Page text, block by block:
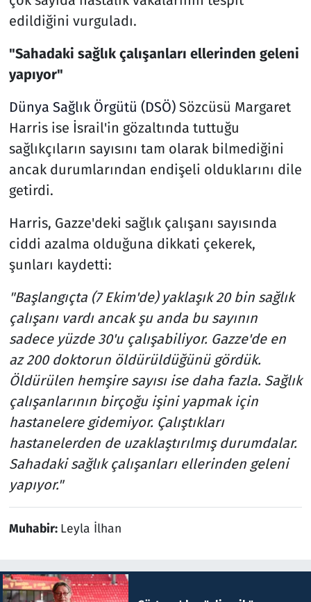
edildiğini vurguladı.
"Sahadaki sağlık çalışanları ellerinden geleni
yapıyor"
Dünya Sağlık Örgütü (DSÖ)Sözcüsü Margaret
Harris ise İsrail'in gözaltında tuttuğu
sağlıkçıların sayısını tam olarak bilmediğini
ancak durumlarından endişeli olduklarını dile
getirdi.
Harris, Gazze'deki sağlık çalışanı sayısında
ciddi azalma olduğuna dikkati çekerek,
şunları kaydetti:
"Başlangıçta (7 Ekim'de) yaklaşık 20 bin sağlık
çalışanı vardı ancak şu anda bu sayının
sadece yüzde 30'u çalışabiliyor. Gazze'de en
az 200 doktorun öldürüldüğünü gördük.
Öldürülen hemşire sayısı ise daha fazla. Sağlık
çalışanlarının birçoğu işini yapmak için
hastanelere gidemiyor. Çalıştıkları
hastanelerden de uzaklaştırılmış durumdalar.
Sahadaki sağlık çalışanları ellerinden geleni
yapıyor."
Muhabir: Leyla İlhan